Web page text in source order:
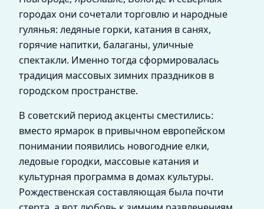
городах они сочетали торговлю и народные
гулянья: ледяные горки, катания в санях,
горячие напитки, балаганы, уличные
спектакли. Именно тогда сформировалась
традиция массовых зимних праздников в
городском пространстве.
В советский период акценты сместились:
вместо ярмарок в привычном европейском
понимании появились новогодние елки,
ледовые городки, массовые катания и
культурная программа в домах культуры.
Рождественская составляющая была почти